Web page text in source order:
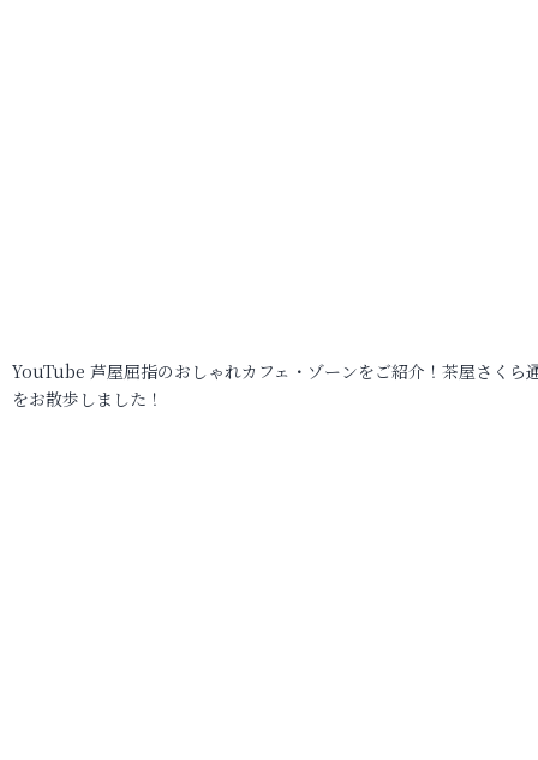
YouTube 芦屋屈指のおしゃれカフェ・ゾーンをご紹介！茶屋さくら
をお散歩しました！